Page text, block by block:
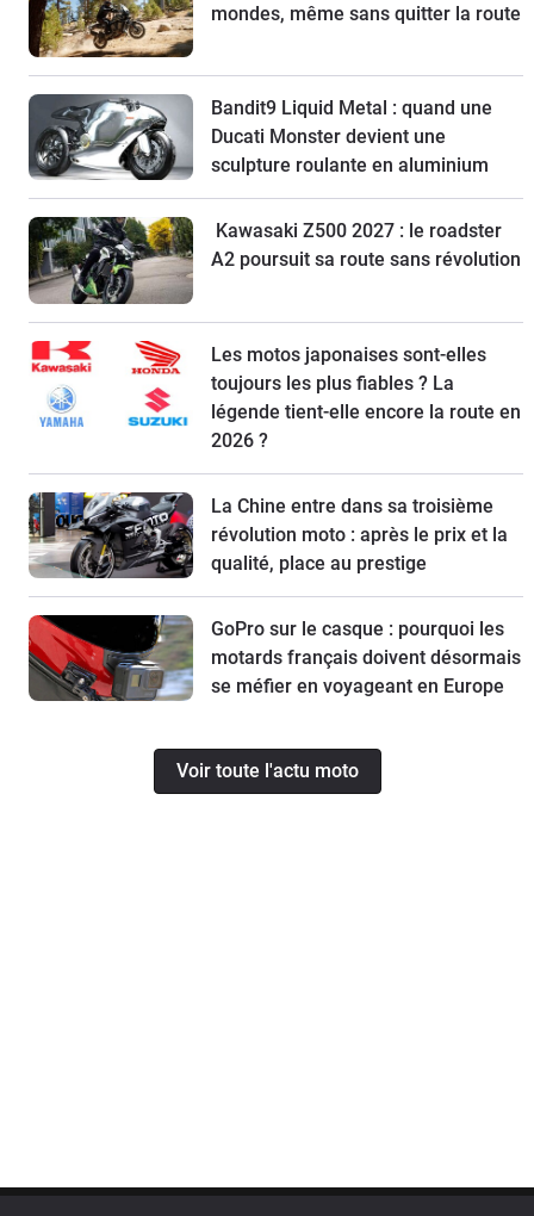
mondes, même sans quitter la route
Bandit9 Liquid Metal : quand une
Ducati Monster devient une
sculpture roulante en aluminium
Kawasaki Z500 2027 : le roadster
A2 poursuit sa route sans révolution
Les motos japonaises sont-elles
toujours les plus fiables ? La
légende tient-elle encore la route en
2026 ?
La Chine entre dans sa troisième
révolution moto : après le prix et la
qualité, place au prestige
GoPro sur le casque : pourquoi les
motards français doivent désormais
se méfier en voyageant en Europe
Voir toute l'actu moto